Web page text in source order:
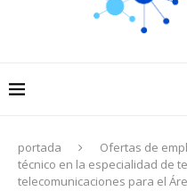
portada Ofertas de
técnico en la especialidad de
telecomunicaciones para el